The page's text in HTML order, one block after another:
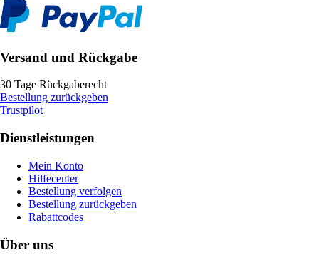
Versand und Rückgabe
30 Tage Rückgaberecht
Bestellung zurückgeben
Trustpilot
Dienstleistungen
Mein Konto
Hilfecenter
Bestellung verfolgen
Bestellung zurückgeben
Rabattcodes
Über uns